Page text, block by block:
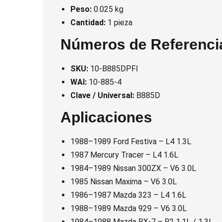
Peso: 0.025 kg
Cantidad: 1 pieza
Números de
SKU: 10-B885DPFI
WAI: 10-885-4
Clave / Universal: B885D
Aplicaciones
1988–1989 Ford Festiva – L4 1.3L
1987 Mercury Tracer – L4 1.6L
1984–1989 Nissan 300ZX – V6 3.0L
1985 Nissan Maxima – V6 3.0L
1986–1987 Mazda 323 – L4 1.6L
1988–1989 Mazda 929 – V6 3.0L